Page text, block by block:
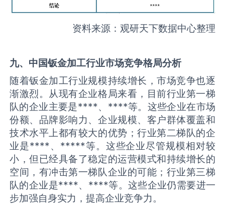
资料来源：观研天下数据中心整理
九、中国钣金加工行业市场竞争格局分析
随着钣金加工行业规模持续增长，市场竞争也逐
渐激烈。从现有企业格局来看，目前行业第一梯
队的企业主要是****、****等。这些企业在市场
份额、品牌影响力、企业规模、客户群体覆盖和
技术水平上都有较大的优势；行业第二梯队的企
业是****、*****等。这些企业尽管规模相对较
小，但已经具备了稳定的运营模式和持续增长的
空间，有冲击第一梯队企业的可能；行业第三梯
队的企业是****、****等。这些企业仍需要进一
步加强自身实力，提高企业竞争力。